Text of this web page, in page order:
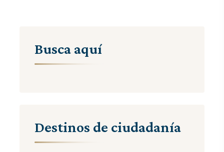
Busca aquí
Destinos de ciudadanía